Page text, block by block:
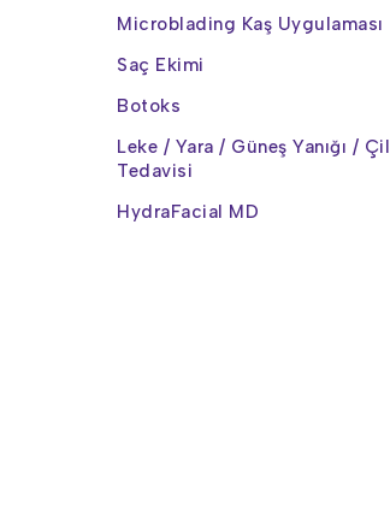
Microblading Kaş Uygulaması
Saç Ekimi
Botoks
Leke / Yara / Güneş Yanığı / Çil
Tedavisi
HydraFacial MD